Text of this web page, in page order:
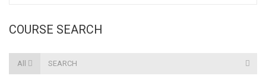
COURSE SEARCH
All